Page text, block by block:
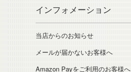
インフォメーション
当店からのお知らせ
メールが届かないお客様へ
Amazon Payをご利用のお客様へ